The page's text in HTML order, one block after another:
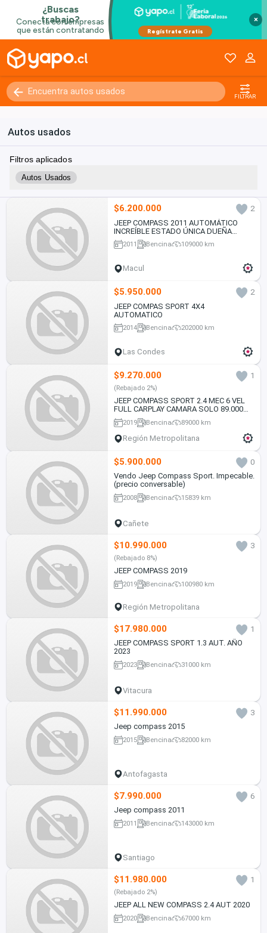
×
FILTRAR
Autos usados
Filtros aplicados
Autos Usados
$6.200.000
2
JEEP COMPASS 2011 AUTOMÁTICO
INCREÍBLE ESTADO ÚNICA DUEÑA
109.000. KMS.
2011 Bencina 109000 km
Macul
$5.950.000
2
JEEP COMPAS SPORT 4X4
AUTOMATICO
2014 Bencina 202000 km
Las Condes
$9.270.000 1
(Rebajado 2%)
JEEP COMPASS SPORT 2.4 MEC 6 VEL
FULL CARPLAY CAMARA SOLO 89.000
KM VER EN LAS CONDES 2019
2019 Bencina 89000 km
Región Metropolitana
$5.900.000
0
Vendo Jeep Compass Sport. Impecable.
(precio conversable)
2008 Bencina 15839 km
Cañete
$10.990.000 3
(Rebajado 8%)
JEEP COMPASS 2019
2019 Bencina 100980 km
Región Metropolitana
$17.980.000
1
JEEP COMPASS SPORT 1.3 AUT. AÑO
2023
2023 Bencina 31000 km
Vitacura
$11.990.000
3
Jeep compass 2015
2015 Bencina 82000 km
Antofagasta
$7.990.000
6
Jeep compass 2011
2011 Bencina 143000 km
Santiago
$11.980.000 1
(Rebajado 2%)
JEEP ALL NEW COMPASS 2.4 AUT 2020
2020 Bencina 67000 km